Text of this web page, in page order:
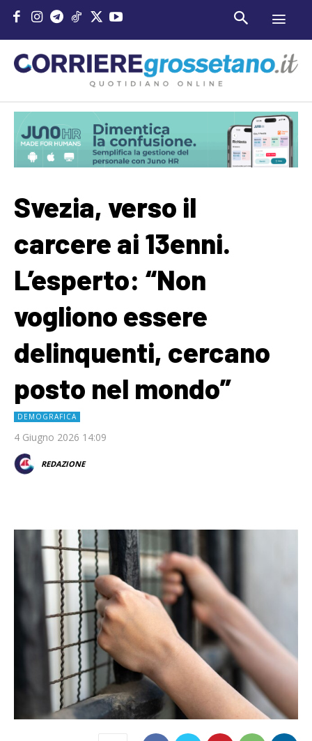
Svezia, verso il
carcere ai 13enni.
L’esperto: “Non
vogliono essere
delinquenti, cercano
posto nel mondo”
DEMOGRAFICA
4 Giugno 2026 14:09
REDAZIONE